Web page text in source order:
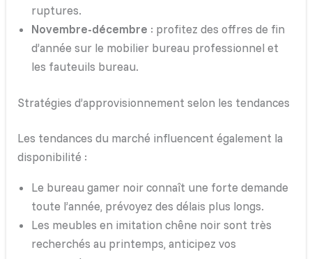
ruptures.
Novembre-décembre : profitez des offres de fin
d’année sur le mobilier bureau professionnel et
les fauteuils bureau.
Stratégies d’approvisionnement selon les tendances
Les tendances du marché influencent également la
disponibilité :
Le bureau gamer noir connaît une forte demande
toute l’année, prévoyez des délais plus longs.
Les meubles en imitation chêne noir sont très
recherchés au printemps, anticipez vos